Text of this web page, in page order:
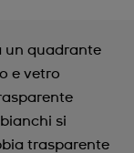
un quadrante
e vetro
si
trasparente